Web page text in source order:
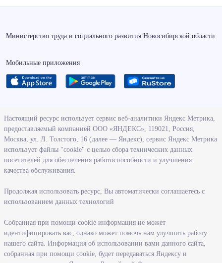
Министерство труда и социального развития Новосибирской области
Мобильные приложения
О ведомстве
Деятельность министерства труда и социального развития
Новосибирской области
Контрольно-надзорная деятельность министерства
Государственные программы, реализуемые министерством
Службы и учреждения, подведомственные министерству
Поступление на государственную гражданскую службу
Информация
Регистрация в целях поиска работы
Настоящий ресурс использует сервис веб-аналитики Яндекс Метрика,
предоставляемый компанией ООО «ЯНДЕКС», 119021, Россия,
Москва, ул. Л. Толстого, 16 (далее — Яндекс), сервис Яндекс Метрика
использует файлы "cookie" с целью сбора технических данных
посетителей для обеспечения работоспособности и улучшения
качества обслуживания.
Продолжая использовать ресурс, Вы автоматически соглашаетесь с
использованием данных технологий
Собранная при помощи cookie информация не может
идентифицировать вас, однако может помочь нам улучшить работу
нашего сайта. Информация об использовании вами данного сайта,
собранная при помощи cookie, будет передаваться Яндексу и